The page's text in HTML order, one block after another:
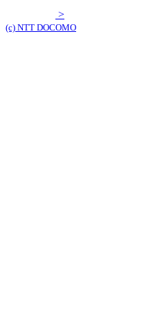
>
(c) NTT DOCOMO